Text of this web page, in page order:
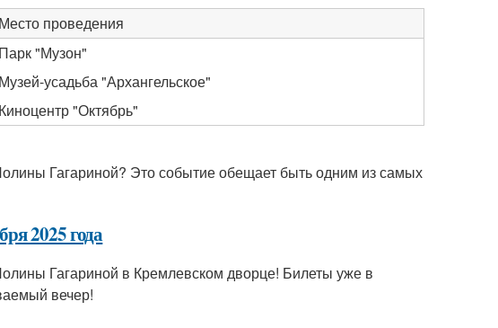
Место проведения
Парк "Музон"
Музей-усадьба "Архангельское"
Киноцентр "Октябрь"
Гагариной? Это событие обещает быть одним из самых
2025 года
Гагариной в Кремлевском дворце! Билеты уже в
вечер!